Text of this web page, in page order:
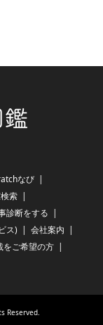
なび
索
診断をする
ス)
会社案内
をご希望の方
Reserved.